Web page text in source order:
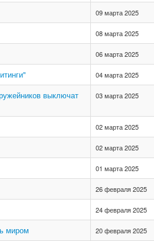
09 марта 2025
08 марта 2025
06 марта 2025
04 марта 2025
выключат
03 марта 2025
02 марта 2025
02 марта 2025
01 марта 2025
26 февраля 2025
24 февраля 2025
миром 20 февраля 2025